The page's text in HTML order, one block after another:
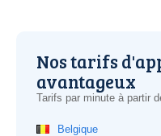
Nos tarifs
avantageux
Tarifs par minute à partir
Belgique